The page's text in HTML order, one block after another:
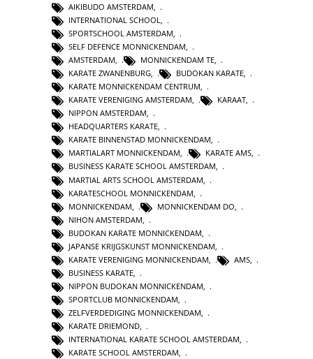
AIKIBUDO AMSTERDAM
INTERNATIONAL SCHOOL
SPORTSCHOOL AMSTERDAM
SELF DEFENCE MONNICKENDAM
AMSTERDAM
MONNICKENDAM TE
KARATE ZWANENBURG, BUDOKAN KARATE,
KARATE MONNICKENDAM CENTRUM,
KARATE VERENIGING AMSTERDAM, KARAAT,
NIPPON AMSTERDAM,
HEADQUARTERS KARATE,
KARATE BINNENSTAD MONNICKENDAM,
MARTIALART MONNICKENDAM, KARATE AMS,
BUSINESS KARATE SCHOOL AMSTERDAM,
MARTIAL ARTS SCHOOL AMSTERDAM
KARATESCHOOL MONNICKENDAM
MONNICKENDAM
MONNICKENDAM DO
NIHON AMSTERDAM
BUDOKAN KARATE MONNICKENDAM
JAPANSE KRIJGSKUNST MONNICKENDAM
KARATE VERENIGING MONNICKENDAM
AMS
BUSINESS KARATE
NIPPON BUDOKAN MONNICKENDAM,
SPORTCLUB MONNICKENDAM,
ZELFVERDEDIGING MONNICKENDAM,
KARATE DRIEMOND,
INTERNATIONAL KARATE SCHOOL AMSTERDAM,
KARATE SCHOOL AMSTERDAM,